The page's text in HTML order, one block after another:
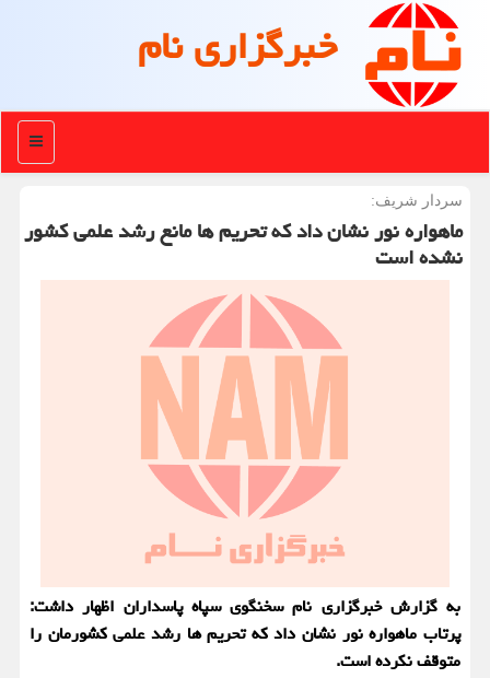
خبرگزاری نام
منو
سردار شریف:
ماهواره نور نشان داد كه تحریم ها مانع رشد علمی كشور
نشده است
به گزارش خبرگزاری نام سخنگوی سپاه پاسداران اظهار داشت:
پرتاب ماهواره نور نشان داد كه تحریم ها رشد علمی كشورمان را
متوقف نكرده است.